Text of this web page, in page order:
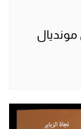
مونديال